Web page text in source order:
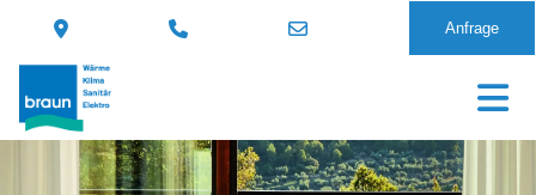
Anfrage